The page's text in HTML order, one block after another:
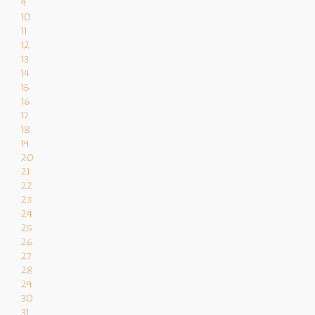
9
10
11
12
13
14
15
16
17
18
19
20
21
22
23
24
25
26
27
28
29
30